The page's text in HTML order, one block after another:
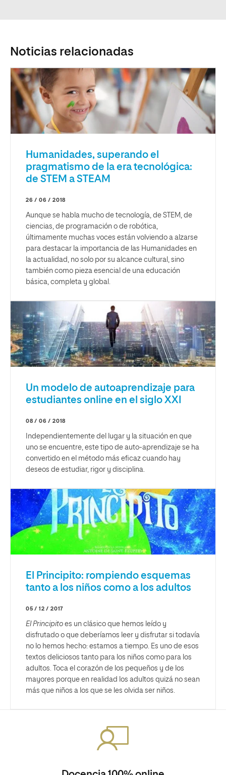
Noticias relacionadas
Humanidades, superando el
pragmatismo de la era tecnológica:
de STEM a STEAM
26 / 06 / 2018
Aunque se habla mucho de tecnología, de STEM, de
ciencias, de programación o de robótica,
últimamente muchas voces están volviendo a alzarse
para destacar la importancia de las Humanidades en
la actualidad, no solo por su alcance cultural, sino
también como pieza esencial de una educación
básica, completa y global.
Un modelo de autoaprendizaje para
estudiantes online en el siglo XXI
08 / 06 / 2018
Independientemente del lugar y la situación en que
uno se encuentre, este tipo de auto-aprendizaje se ha
convertido en el método más eficaz cuando hay
deseos de estudiar, rigor y disciplina.
El Principito: rompiendo esquemas
tanto a los niños como a los adultos
05 / 12 / 2017
El Principito es un clásico que hemos leído y
disfrutado o que deberíamos leer y disfrutar si todavía
no lo hemos hecho: estamos a tiempo. Es uno de esos
textos deliciosos tanto para los niños como para los
adultos. Toca el corazón de los pequeños y de los
mayores porque en realidad los adultos quizá no sean
más que niños a los que se les olvida ser niños.